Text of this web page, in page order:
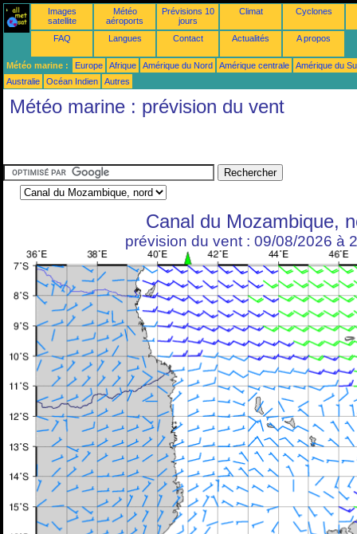
Images
satellite
Météo
aéroports
Prévisions 10
jours
Climat Cyclones
FAQ Langues Contact Actualités A propos
Météo marine : Europe Afrique Amérique du Nord Amérique centrale
Amérique du
Australie
Océan Indien Autres
Météo marine : prévision du vent
Canal du Mozambique,
prévision du vent : 09/08/2026 à